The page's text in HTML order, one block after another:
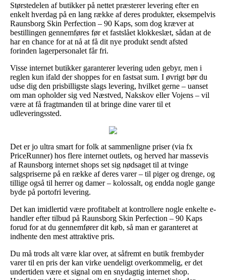
Størstedelen af butikker på nettet præsterer levering efter en
enkelt hverdag på en lang række af deres produkter, eksempelvis
Raunsborg Skin Perfection – 90 Kaps, som dog kræver at
bestillingen gennemføres før et fastslået klokkeslæt, sådan at de
har en chance for at nå at få dit nye produkt sendt afsted
forinden lagerpersonalet får fri.
Visse internet butikker garanterer levering uden gebyr, men i
reglen kun ifald der shoppes for en fastsat sum. I øvrigt bør du
udse dig den prisbilligste slags levering, hvilket gerne – uanset
om man opholder sig ved Næstved, Nakskov eller Vojens – vil
være at få fragtmanden til at bringe dine varer til et
udleveringssted.
Det er jo ultra smart for folk at sammenligne priser (via fx
PriceRunner) hos flere internet outlets, og herved har massevis
af Raunsborg internet shops set sig nødsaget til at tvinge
salgspriserne på en række af deres varer – til piger og drenge, og
tillige også til herrer og damer – kolossalt, og endda nogle gange
byde på portofri levering.
Det kan imidlertid være profitabelt at kontrollere nogle enkelte e-
handler efter tilbud på Raunsborg Skin Perfection – 90 Kaps
forud for at du gennemfører dit køb, så man er garanteret at
indhente den mest attraktive pris.
Du må trods alt være klar over, at såfremt en butik frembyder
varer til en pris der kan virke uendeligt overkommelig, er det
undertiden være et signal om en snydagtig internet shop.